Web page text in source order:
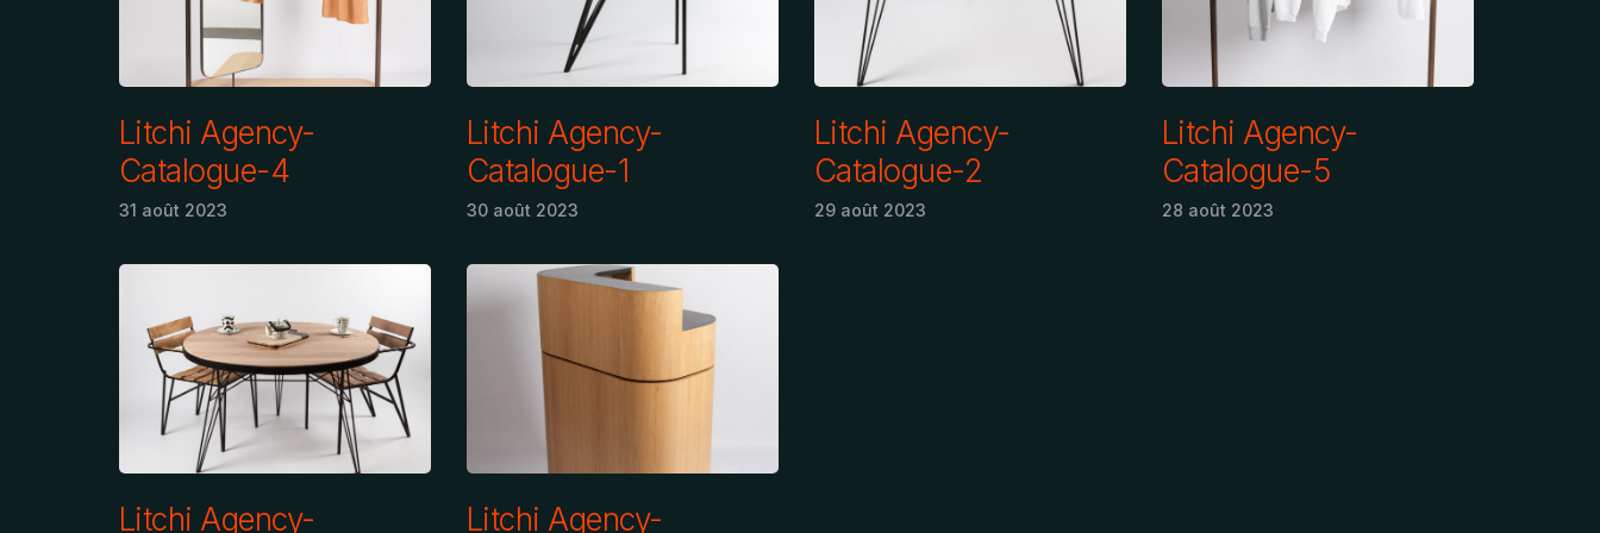
Litchi Agency-
Catalogue-4
31 août 2023
Litchi Agency-
Catalogue-1
30 août 2023
Litchi Agency-
Catalogue-2
29 août 2023
Litchi Agency-
Catalogue-5
28 août 2023
Litchi Agency- Litchi Agency-